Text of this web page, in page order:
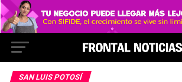
SAN LUIS POTOSÍ